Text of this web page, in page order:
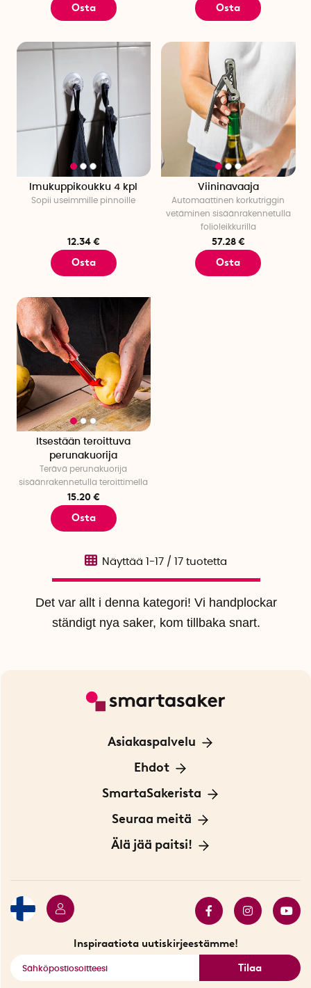
Osta Osta
Imukuppikoukku 4 kpl
Sopii useimmille pinnoille
12.34 €
Osta
Viininavaaja
Automaattinen korkutriggin
vetäminen sisäänrakennetulla
folioleikkurilla
57.28 €
Osta
Itsestään teroittuva
perunakuorija
Terävä perunakuorija
sisäänrakennetulla teroittimella
15.20 €
Osta
Det var allt i denna kategori! Vi handplockar
ständigt nya saker, kom tillbaka snart.
Näyttää 1-17 / 17 tuotetta
Asiakaspalvelu
Ota yhteyttä
Ehdot
Tietoa evästeistä
Yksityisyydensuoja
Sopimusehdot
SmartaSakerista
Meistä
Myymälä Tukholmassa
Seuraa meitä
Innovaattoriblogi
Älä jää paitsi!
Inspiraatiota uutiskirjeestämme!
Tilaa